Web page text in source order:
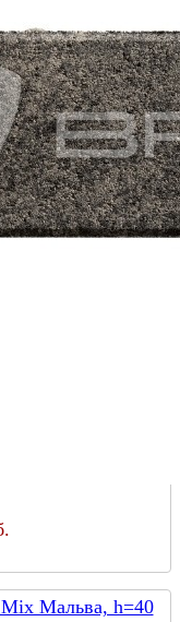
Mix Мальва, h=40